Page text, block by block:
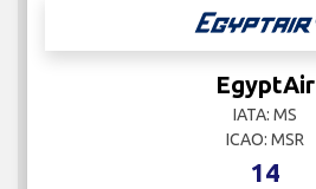
EgyptAir
IATA: MS
ICAO: MSR
14